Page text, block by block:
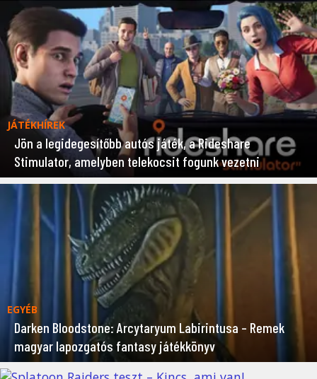
JÁTÉKHÍREK
Jön a legidegesítőbb autós játék, a Rideshare
Stimulator, amelyben telekocsit fogunk vezetni
EGYÉB
Darken Bloodstone: Arcytaryum Labirintusa – Remek
magyar lapozgatós fantasy játékkönyv